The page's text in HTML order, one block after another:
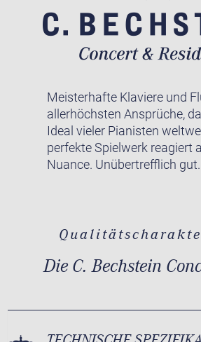
Meisterhafte Klaviere und
allerhöchsten Ansprüche,
Ideal vieler Pianisten
perfekte Spielwerk reagiert
Nuance. Unübertrefflich gut.
Die C. Bechstein